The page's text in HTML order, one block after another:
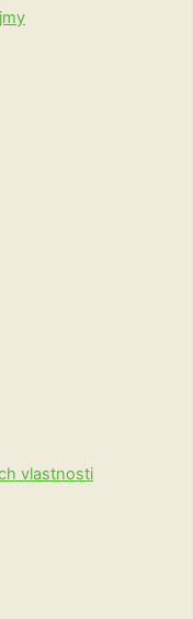
vlastnosti